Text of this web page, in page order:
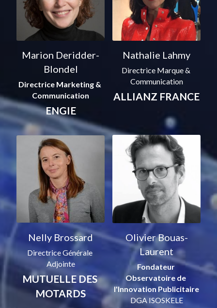
Marion Deridder-
Blondel
Directrice Marketing &
Communication
ENGIE
Nathalie Lahmy
Directrice Marque &
Communication
ALLIANZ FRANCE
Nelly Brossard
Directrice Générale
Adjointe
MUTUELLE DES
MOTARDS
Olivier Bouas-
Laurent
Fondateur
Observatoire de
l'Innovation Publicitaire
DGA ISOSKELE